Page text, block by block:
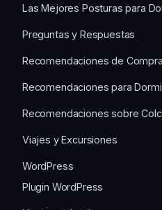
Las Mejores Posturas para
Preguntas y Respuestas
Recomendaciones de Compra
Recomendaciones para
Recomendaciones sobre
Viajes y Excursiones
WordPress
Plugin WordPress